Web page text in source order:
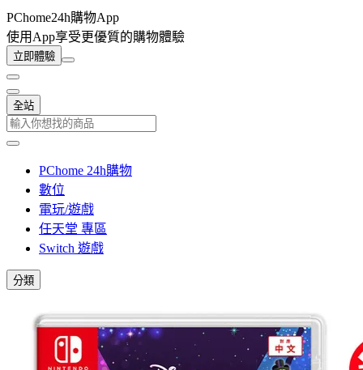
PChome24h購物App
使用App享受更優質的購物體驗
立即體驗
全站
PChome 24h購物
數位
電玩/遊戲
任天堂 專區
Switch 遊戲
分類